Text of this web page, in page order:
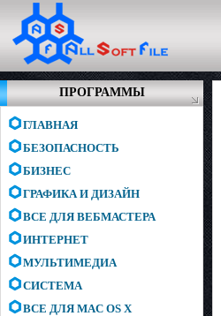
ПРОГРАММЫ
ГЛАВНАЯ
БЕЗОПАСНОСТЬ
БИЗНЕС
ГРАФИКА И ДИЗАЙН
ВСЕ ДЛЯ ВЕБМАСТЕРА
ИНТЕРНЕТ
МУЛЬТИМЕДИА
СИСТЕМА
ВСЕ ДЛЯ MAC OS X